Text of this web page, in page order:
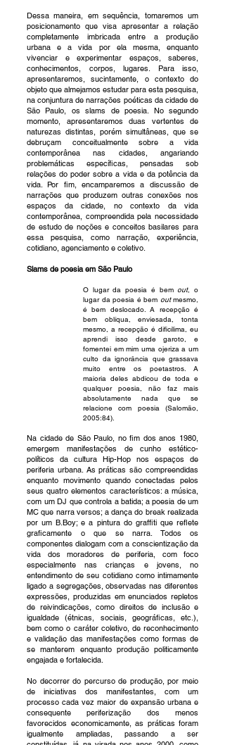
Dessa maneira, em sequência, tomaremos um
posicionamento que visa apresentar a relação
completamente imbricada entre a produção
urbana e a vida por ela mesma, enquanto
vivenciar e experimentar espaços, saberes,
conhecimentos, corpos, lugares. Para isso,
apresentaremos, sucintamente, o contexto do
objeto que almejamos estudar para esta pesquisa,
na conjuntura de narrações poéticas da cidade de
São Paulo, os slams de poesia. No segundo
momento, apresentaremos duas vertentes de
naturezas distintas, porém simultâneas, que se
debruçam conceitualmente sobre a vida
contemporânea nas cidades, angariando
problemáticas específicas, pensadas sob
relações do poder sobre a vida e da potência da
vida. Por fim, encamparemos a discussão de
narrações que produzem outras conexões nos
espaços da cidade, no contexto da vida
contemporânea, compreendida pela necessidade
de estudo de noções e conceitos basilares para
essa pesquisa, como narração, experiência,
cotidiano, agenciamento e coletivo.
Slams de poesia em São Paulo
O lugar da poesia é bem out, o
lugar da poesia é bem outmesmo,
é bem deslocado. A recepção é
bem oblíqua, enviesada, tonta
mesmo, a recepção é dificílima, eu
aprendi isso desde garoto, e
fomentei em mim uma ojeriza a um
culto da ignorância que grassava
muito entre os poetastros. A
maioria deles abdicou de toda e
qualquer poesia, não faz mais
absolutamente nada que se
relacione com poesia (Salomão,
2005:84).
Na cidade de São Paulo, no fim dos anos 1980,
emergem manifestações de cunho estético-
políticos da cultura Hip-Hop nos espaços de
periferia urbana. As práticas são compreendidas
enquanto movimento quando conectadas pelos
seus quatro elementos característicos: a música,
com um DJ que controla a batida; a poesia de um
MC que narra versos; a dança do break realizada
por um B.Boy; e a pintura do graffiti que reflete
graficamente o que se narra. Todos os
componentes dialogam com a conscientização da
vida dos moradores de periferia, com foco
especialmente nas crianças e jovens, no
entendimento de seu cotidiano como intimamente
ligado a segregações, observadas nas diferentes
expressões, produzidas em enunciados repletos
de reivindicações, como direitos de inclusão e
igualdade (étnicas, sociais, geográficas, etc.),
bem como o caráter coletivo, de reconhecimento
e validação das manifestações como formas de
se manterem enquanto produção politicamente
engajada e fortalecida.
No decorrer do percurso de produção, por meio
de iniciativas dos manifestantes, com um
processo cada vez maior de expansão urbana e
consequente periferização dos menos
favorecidos economicamente, as práticas foram
igualmente ampliadas, passando a ser